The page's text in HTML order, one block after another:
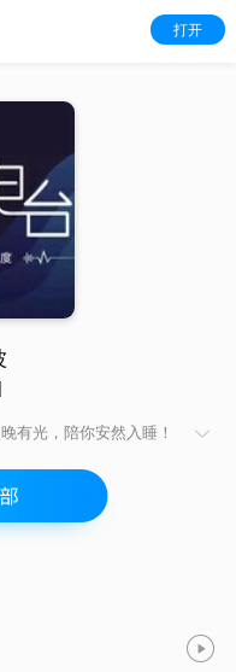
打开
有光，陪你安然入睡！